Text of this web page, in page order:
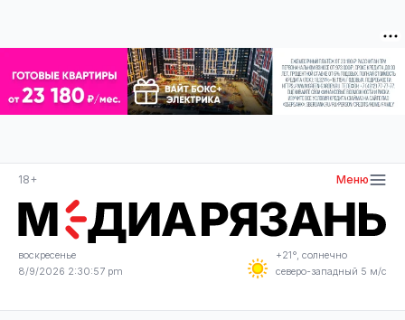
18+ Меню
воскресенье
8/9/2026 2:30:57 pm
+21°, солнечно
северо-западный 5 м/с